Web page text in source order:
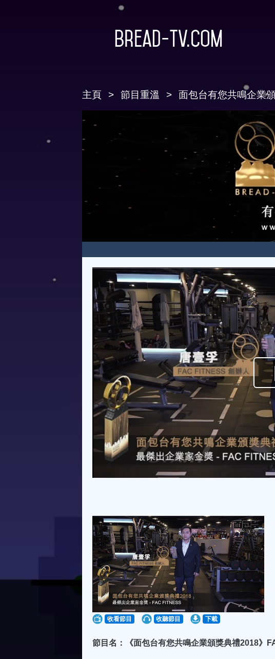
Bread-TV.com
主頁 節目重溫 面包台有您共鳴企業
收看節目 收聽節目 下載
節目名：《面包台有您共鳴企業頒獎典禮2018》